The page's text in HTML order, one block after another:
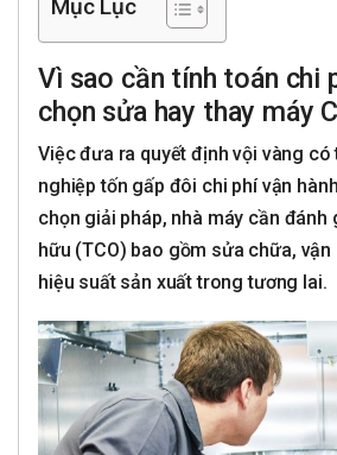
Mục Lục
Vì sao cần tính toán chi
chọn sửa hay thay máy
Việc đưa ra quyết định vội vàng có
nghiệp tốn gấp đôi chi phí vận
chọn giải pháp, nhà máy cần đánh
hữu (TCO) bao gồm sửa chữa, vận
hiệu suất sản xuất trong tương lai.